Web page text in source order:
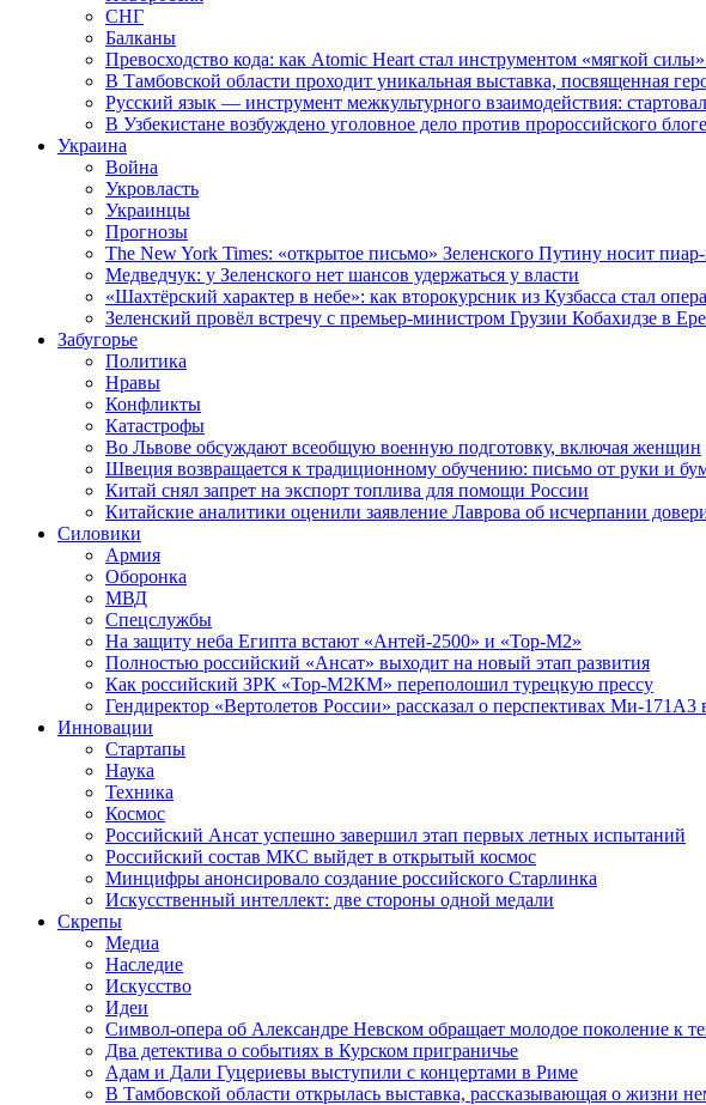
СНГ
Балканы
Превосходство кода: как Atomic Heart стал инструментом «мягкой
В Тамбовской области проходит уникальная выставка, посвященная
Русский язык — инструмент межкультурного взаимодействия:
В Узбекистане возбуждено уголовное дело против пророссийского
Украина
Война
Укровласть
Украинцы
Прогнозы
The New York Times: «открытое письмо» Зеленского Путину носит пиар-
Медведчук: у Зеленского нет шансов удержаться у власти
«Шахтёрский характер в небе»: как второкурсник из Кузбасса стал
Зеленский провёл встречу с премьер-министром Грузии Кобахидзе в
Забугорье
Политика
Нравы
Конфликты
Катастрофы
Во Львове обсуждают всеобщую военную подготовку, включая женщин
Швеция возвращается к традиционному обучению: письмо от руки и
Китай снял запрет на экспорт топлива для помощи России
Китайские аналитики оценили заявление Лаврова об исчерпании
Силовики
Армия
Оборонка
МВД
Спецслужбы
На защиту неба Египта встают «Антей-2500» и «Тор-М2»
Полностью российский «Ансат» выходит на новый этап развития
Как российский ЗРК «Тор-М2КМ» переполошил турецкую прессу
Гендиректор «Вертолетов России» рассказал о перспективах Ми-171А3
Инновации
Стартапы
Наука
Техника
Космос
Российский Ансат успешно завершил этап первых летных испытаний
Российский состав МКС выйдет в открытый космос
Минцифры анонсировало создание российского Старлинка
Искусственный интеллект: две стороны одной медали
Скрепы
Медиа
Наследие
Искусство
Идеи
Символ-опера об Александре Невском обращает молодое поколение к
Два детектива о событиях в Курском приграничье
Адам и Дали Гуцериевы выступили с концертами в Риме
В Тамбовской области открылась выставка, рассказывающая о жизни